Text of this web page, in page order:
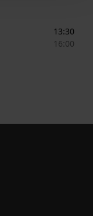
13:30
16:00